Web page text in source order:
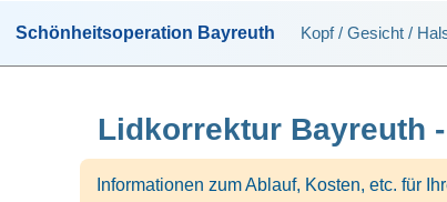
Schönheitsoperation Bayreuth Kopf / Gesicht /
Lidkorrektur Bayreuth
Informationen zum Ablauf, Kosten, etc. für